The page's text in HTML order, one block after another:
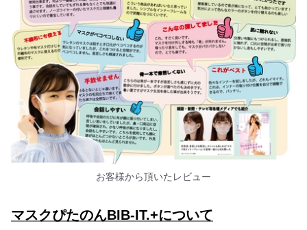
お客様から頂いたレビュー
マスクぴたのんBIB-IT.+について